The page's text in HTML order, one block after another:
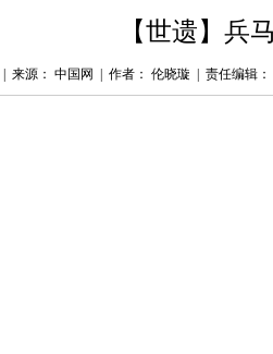
【世遗】兵
来源： 中国网 作者： 伦晓璇 责任编辑